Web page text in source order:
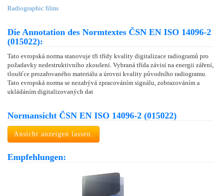
Radiographic films
Die Annotation des Normtextes ČSN EN ISO 14096-2
(015022):
Tato evropská norma stanovuje tři třídy kvality digitalizace radiogramů pro
požadavky nedestruktivního zkoušení. Vybraná třída závisí na energii záření,
tloušťce prozařovaného materiálu a úrovni kvality původního radiogramu.
Tato evropská norma se nezabývá zpracováním signálu, zobrazováním a
ukládáním digitalizovaných dat
Normansicht ČSN EN ISO 14096-2 (015022)
Ansicht anzeigen lassen.
Empfehlungen: